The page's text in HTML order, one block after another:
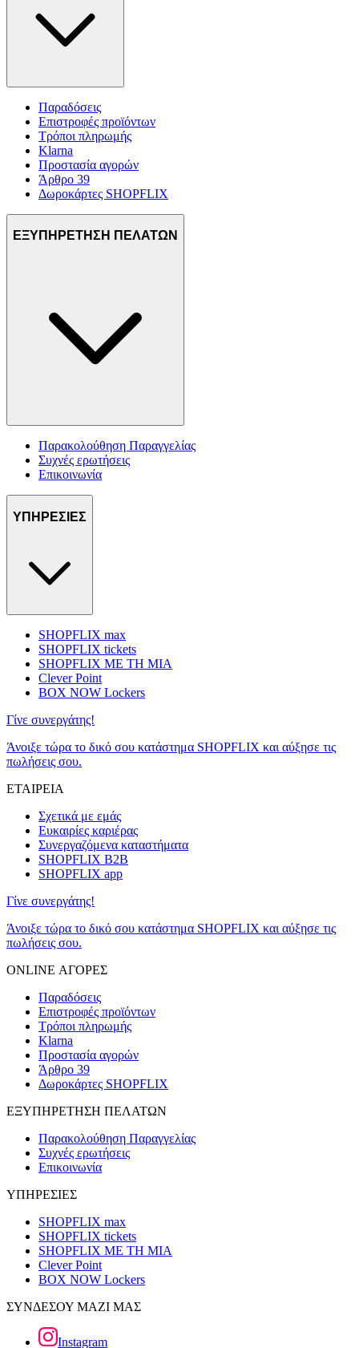
Παραδόσεις
Επιστροφές προϊόντων
Τρόποι πληρωμής
Klarna
Προστασία αγορών
Άρθρο 39
Δωροκάρτες SHOPFLIX
ΕΞΥΠΗΡΕΤΗΣΗ ΠΕΛΑΤΩΝ
Παρακολούθηση Παραγγελίας
Συχνές ερωτήσεις
Επικοινωνία
ΥΠΗΡΕΣΙΕΣ
SHOPFLIX max
SHOPFLIX tickets
SHOPFLIX ΜΕ ΤΗ ΜΙΑ
Clever Point
BOX NOW Lockers
Γίνε συνεργάτης!
Άνοιξε τώρα το δικό σου κατάστημα SHOPFLIX και αύξησε τις
πωλήσεις σου.
ΕΤΑΙΡΕΙΑ
Σχετικά με εμάς
Ευκαιρίες καριέρας
Συνεργαζόμενα καταστήματα
SHOPFLIX B2B
SHOPFLIX app
Γίνε συνεργάτης!
Άνοιξε τώρα το δικό σου κατάστημα SHOPFLIX και αύξησε τις
πωλήσεις σου.
ONLINE ΑΓΟΡΕΣ
Παραδόσεις
Επιστροφές προϊόντων
Τρόποι πληρωμής
Klarna
Προστασία αγορών
Άρθρο 39
Δωροκάρτες SHOPFLIX
ΕΞΥΠΗΡΕΤΗΣΗ ΠΕΛΑΤΩΝ
Παρακολούθηση Παραγγελίας
Συχνές ερωτήσεις
Επικοινωνία
ΥΠΗΡΕΣΙΕΣ
SHOPFLIX max
SHOPFLIX tickets
SHOPFLIX ΜΕ ΤΗ ΜΙΑ
Clever Point
BOX NOW Lockers
ΣΥΝΔΕΣΟΥ ΜΑΖΙ ΜΑΣ
Instagram